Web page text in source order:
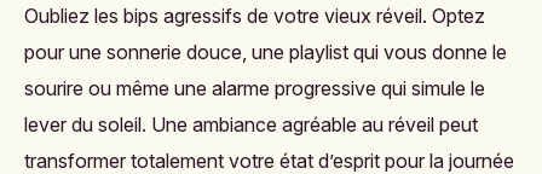
Oubliez les bips agressifs de votre vieux réveil. Optez
pour une sonnerie douce, une playlist qui vous donne le
sourire ou même une alarme progressive qui simule le
lever du soleil. Une ambiance agréable au réveil peut
transformer totalement votre état d’esprit pour la journée